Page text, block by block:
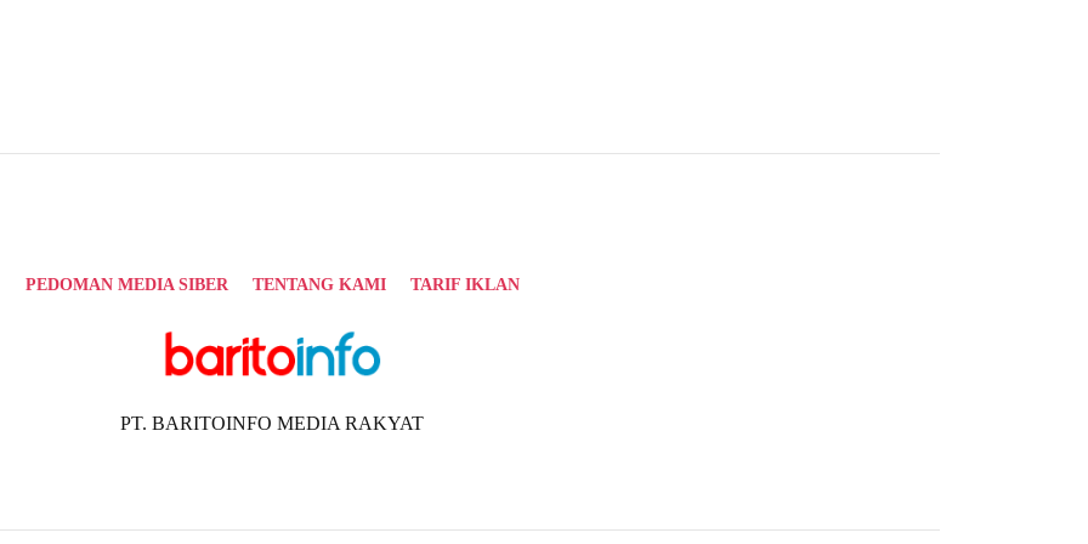
PEDOMAN MEDIA SIBER TENTANG KAMI TARIF IKLAN
PT. BARITOINFO MEDIA RAKYAT